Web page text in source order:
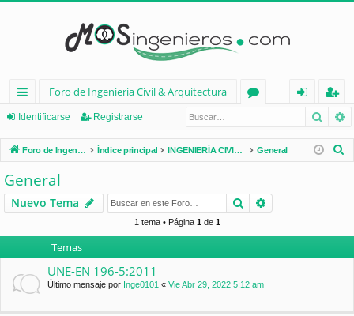
nl
ac
es
rá
pi
d
os
Foro de Ingenieria Civil & Arquitectura
os
nt
ifi
e
eg
ist
ra
Identificarse Registrarse
Foro de Ingenieria Civil & Arquitectura Índice principal INGENIERÍA CIVIL (España) General
r
General
Nuevo Tema Buscar
1 tema • Página 1de 1
Temas
UNE-EN 196-5:2011
Último mensaje por Inge0101 « Vie Abr 29, 2022 5:12 am